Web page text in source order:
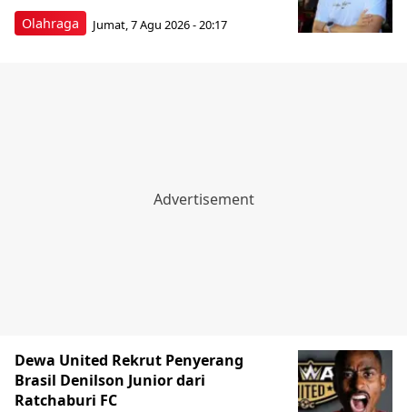
Olahraga Jumat, 7 Agu 2026 - 20:17
Dewa United Rekrut Penyerang
Brasil Denilson Junior dari
Ratchaburi FC